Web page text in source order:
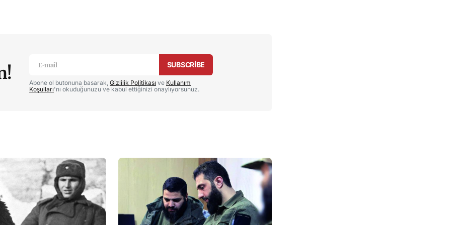
için
SUBSCRIBE
Abone ol butonuna basarak, Gizlilik Politikası ve Kullanım
Koşulları'nı okuduğunuzu ve kabul ettiğinizi onaylıyorsunuz.